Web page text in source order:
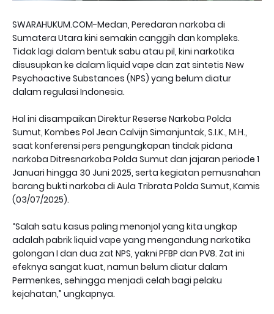
SWARAHUKUM.COM-Medan, Peredaran narkoba di
Sumatera Utara kini semakin canggih dan kompleks.
Tidak lagi dalam bentuk sabu atau pil, kini narkotika
disusupkan ke dalam liquid vape dan zat sintetis New
Psychoactive Substances (NPS) yang belum diatur
dalam regulasi Indonesia.
Hal ini disampaikan Direktur Reserse Narkoba Polda
Sumut, Kombes Pol Jean Calvijn Simanjuntak, S.I.K., M.H.,
saat konferensi pers pengungkapan tindak pidana
narkoba Ditresnarkoba Polda Sumut dan jajaran periode 1
Januari hingga 30 Juni 2025, serta kegiatan pemusnahan
barang bukti narkoba di Aula Tribrata Polda Sumut, Kamis
(03/07/2025).
“Salah satu kasus paling menonjol yang kita ungkap
adalah pabrik liquid vape yang mengandung narkotika
golongan I dan dua zat NPS, yakni PFBP dan PV8. Zat ini
efeknya sangat kuat, namun belum diatur dalam
Permenkes, sehingga menjadi celah bagi pelaku
kejahatan,” ungkapnya.